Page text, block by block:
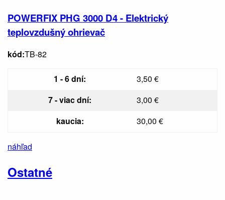
POWERFIX PHG 3000 D4 - Elektrický
teplovzdušný ohrievač
kód:TB-82
1 - 6 dní:
3,50 €
7 - viac dní:
3,00 €
kaucia:
30,00 €
náhľad
Ostatné